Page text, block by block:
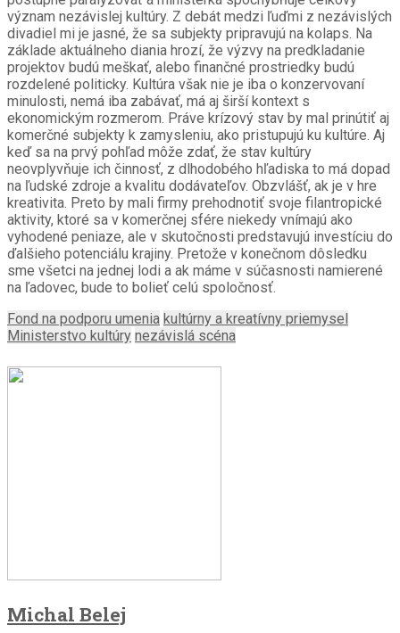
význam nezávislej kultúry. Z debát medzi ľuďmi z nezávislých
divadiel mi je jasné, že sa subjekty pripravujú na kolaps. Na
základe aktuálneho diania hrozí, že výzvy na predkladanie
projektov budú meškať, alebo finančné prostriedky budú
rozdelené politicky. Kultúra však nie je iba o konzervovaní
minulosti, nemá iba zabávať, má aj širší kontext s
ekonomickým rozmerom. Práve krízový stav by mal prinútiť aj
komerčné subjekty k zamysleniu, ako pristupujú ku kultúre. Aj
keď sa na prvý pohľad môže zdať, že stav kultúry
neovplyvňuje ich činnosť, z dlhodobého hľadiska to má dopad
na ľudské zdroje a kvalitu dodávateľov. Obzvlášť, ak je v hre
kreativita. Preto by mali firmy prehodnotiť svoje filantropické
aktivity, ktoré sa v komerčnej sfére niekedy vnímajú ako
vyhodené peniaze, ale v skutočnosti predstavujú investíciu do
ďalšieho potenciálu krajiny. Pretože v konečnom dôsledku
sme všetci na jednej lodi a ak máme v súčasnosti namierené
na ľadovec, bude to bolieť celú spoločnosť.
Fond na podporu umenia kultúrny a kreatívny priemysel
Ministerstvo kultúry nezávislá scéna
Michal Belej